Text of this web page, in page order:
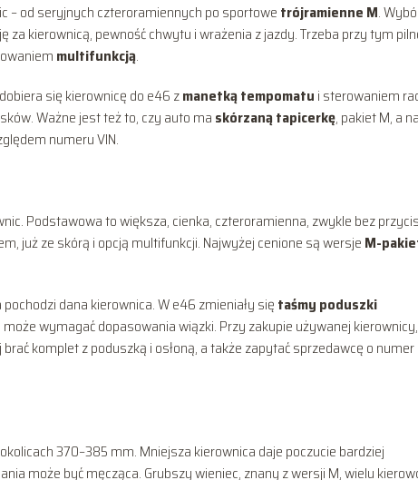
– od seryjnych czteroramiennych po sportowe trójramienne M.
za kierownicą, pewność chwytu i wrażenia z jazdy. Trzeba przy tym
multifunkcją.
się kierownicę do e46 zmanetką tempomatu i sterowaniem
Ważne jest też to, czy auto ma skórzaną tapicerkę, pakiet M, a
numeru VIN.
Podstawowa to większa, cienka, czteroramienna, zwykle bez
już ze skórą i opcją multifunkcji. Najwyżej cenione są wersje M-
dana kierownica. W e46 zmieniały się taśmy poduszki
wymagać dopasowania wiązki. Przy zakupie używanej
brać komplet z poduszką i osłoną, a także zapytać sprzedawcę o numer
370–385 mm. Mniejsza kierownica daje poczucie bardziej
może być męcząca. Grubszy wieniec, znany z wersji M, wielu